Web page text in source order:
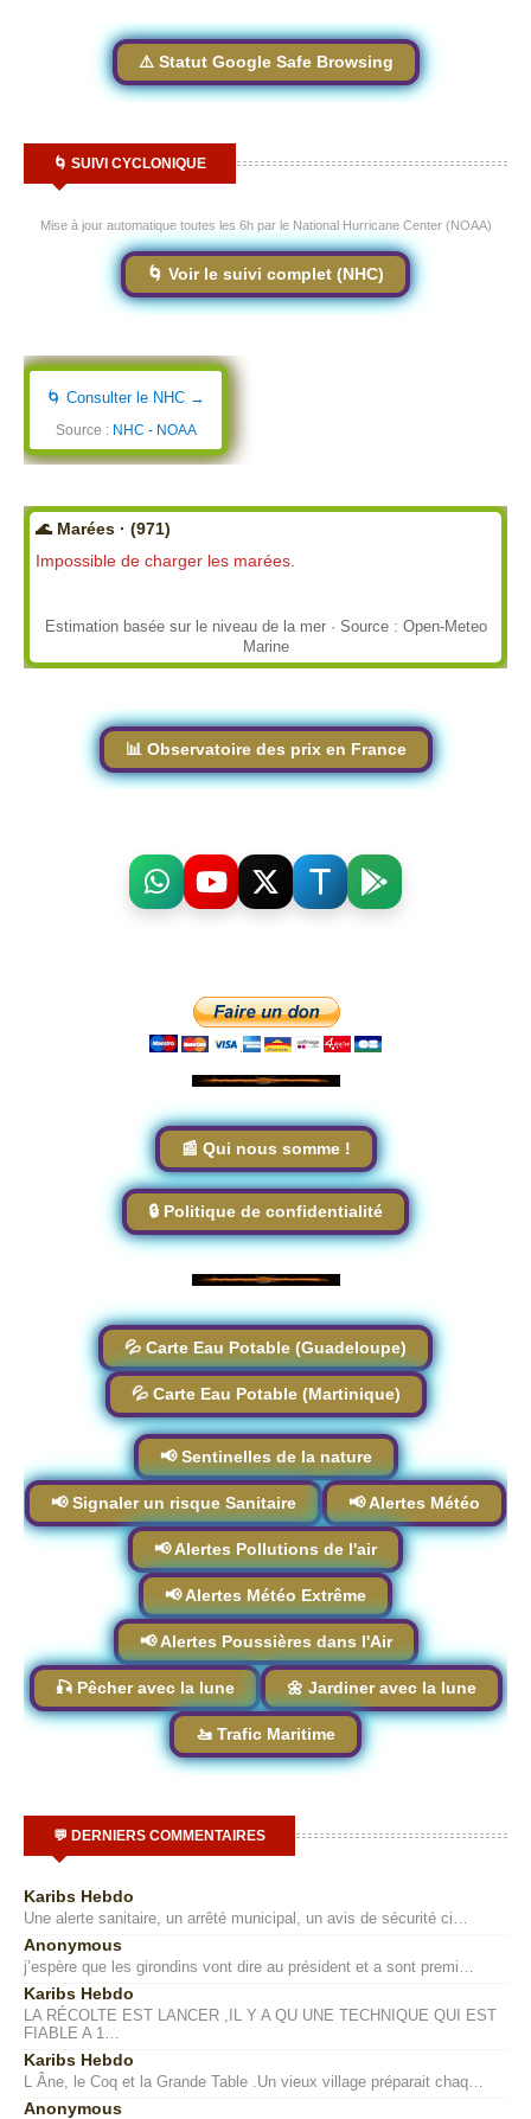
⚠️ Statut Google Safe Browsing
🌀 SUIVI CYCLONIQUE
Mise à jour automatique toutes les 6h par le National Hurricane Center (NOAA)
🌀 Voir le suivi complet (NHC)
🌀 Consulter le NHC →
Source : NHC - NOAA
🌊 Marées · (971)
Impossible de charger les marées.
Estimation basée sur le niveau de la mer · Source : Open-Meteo
Marine
📊 Observatoire des prix en France
📰 Qui nous somme !
🔒 Politique de confidentialité
💦 Carte Eau Potable (Guadeloupe)
💦 Carte Eau Potable (Martinique)
📢 Sentinelles de la nature
📢 Signaler un risque Sanitaire 📢 Alertes Météo
📢 Alertes Pollutions de l'air
📢 Alertes Météo Extrême
📢 Alertes Poussières dans l'Air
🎣 Pêcher avec la lune 🌼 Jardiner avec la lune
🚤 Trafic Maritime
💬 DERNIERS COMMENTAIRES
Karibs Hebdo
Une alerte sanitaire, un arrêté municipal, un avis de sécurité ci…
Anonymous
j’espère que les girondins vont dire au président et a sont premi…
Karibs Hebdo
LA RÉCOLTE EST LANCER ,IL Y A QU UNE TECHNIQUE QUI EST
FIABLE A 1…
Karibs Hebdo
L Âne, le Coq et la Grande Table .Un vieux village préparait chaq…
Anonymous